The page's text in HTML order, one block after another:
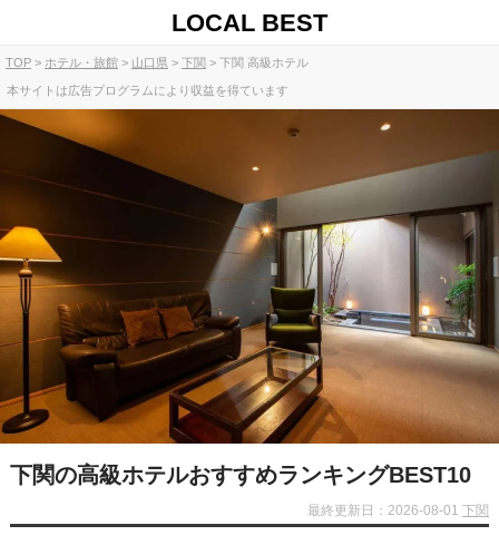
LOCAL BEST
TOP ホテル・旅館 山口県 下関 下関 高級ホテル
本サイトは広告プログラムにより収益を得ています
下関の高級ホテルおすすめランキングBEST10
最終更新日：2026-08-01下関